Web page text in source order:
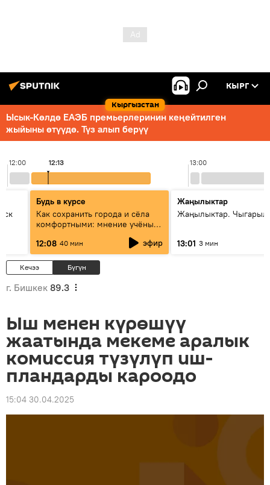
Кыргызстан
КЫРГ
Ысык-Көлдө ЕАЭБ премьерлеринин кеңейтилген
жыйыны өтүүдө. Түз алып берүү
12:00 13:00
12:13
Будь в курсе
Как сохранить города и сёла
комфортными: мнение учёных
12:08 40 мин эфир
Жаңылыктар
Жаңылыктар.
13:01 3 мин
Кечээ Бүгүн
г. Бишкек 89.3
Ыш менен күрөшүү
жаатында мекеме аралык
комиссия түзүлүп иш-
пландарды кароодо
15:04 30.04.2025